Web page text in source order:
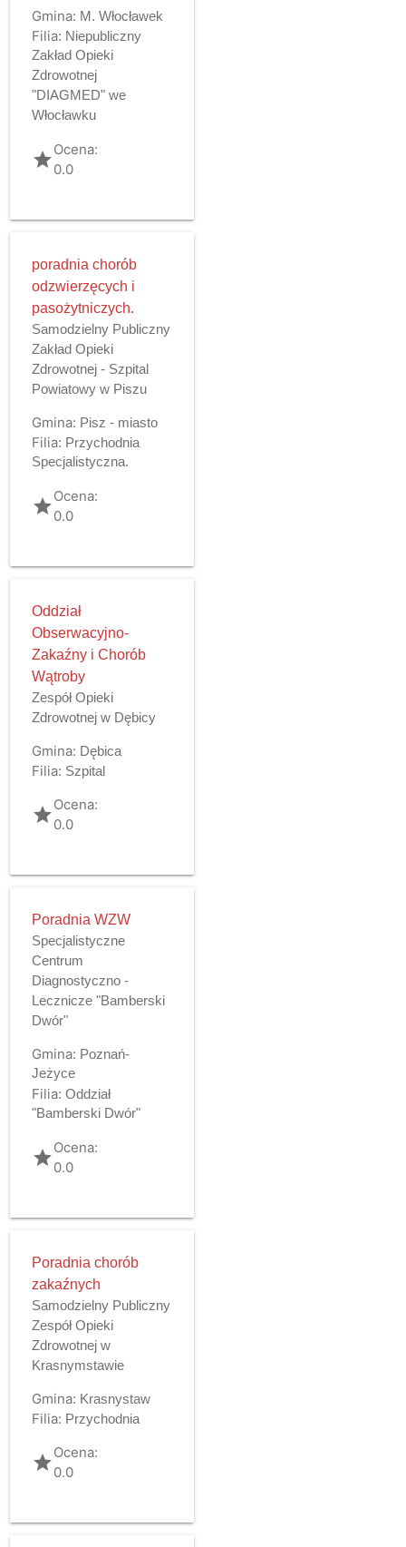
Gmina: M. Włocławek
Filia: Niepubliczny
Zakład Opieki
Zdrowotnej
"DIAGMED" we
Włocławku
gradeOcena:
0.0
poradnia chorób
odzwierzęcych i
pasożytniczych.
Samodzielny Publiczny
Zakład Opieki
Zdrowotnej - Szpital
Powiatowy w Piszu
Gmina: Pisz - miasto
Filia: Przychodnia
Specjalistyczna.
gradeOcena:
0.0
Oddział
Obserwacyjno-
Zakaźny i Chorób
Wątroby
Zespół Opieki
Zdrowotnej w Dębicy
Gmina: Dębica
Filia: Szpital
gradeOcena:
0.0
Poradnia WZW
Specjalistyczne
Centrum
Diagnostyczno -
Lecznicze "Bamberski
Dwór"
Gmina: Poznań-
Jeżyce
Filia: Oddział
"Bamberski Dwór"
gradeOcena:
0.0
Poradnia chorób
zakaźnych
Samodzielny Publiczny
Zespół Opieki
Zdrowotnej w
Krasnymstawie
Gmina: Krasnystaw
Filia: Przychodnia
gradeOcena:
0.0